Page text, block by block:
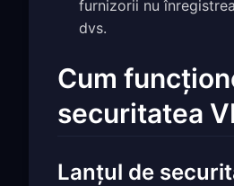
furnizorii nu
dvs.
Cum
securitatea
Lanțul de